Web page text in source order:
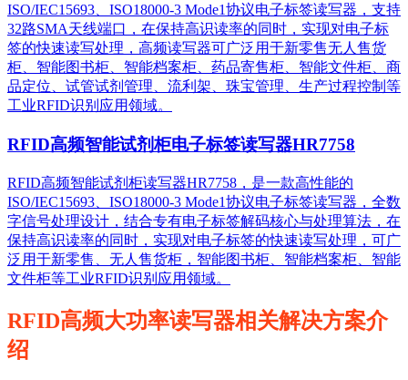
ISO/IEC15693、ISO18000-3 Mode1协议电子标签读写器，支持
32路SMA天线端口，在保持高识读率的同时，实现对电子标
签的快速读写处理，高频读写器可广泛用于新零售无人售货
柜、智能图书柜、智能档案柜、药品寄售柜、智能文件柜、商
品定位、试管试剂管理、流利架、珠宝管理、生产过程控制等
工业RFID识别应用领域。
RFID高频智能试剂柜电子标签读写器HR7758
RFID高频智能试剂柜读写器HR7758，是一款高性能的
ISO/IEC15693、ISO18000-3 Mode1协议电子标签读写器，全数
字信号处理设计，结合专有电子标签解码核心与处理算法，在
保持高识读率的同时，实现对电子标签的快速读写处理，可广
泛用于新零售、无人售货柜，智能图书柜、智能档案柜、智能
文件柜等工业RFID识别应用领域。
RFID高频大功率读写器相关解决方案介
绍